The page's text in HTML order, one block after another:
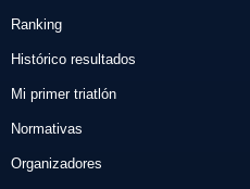
Ranking
Histórico resultados
Mi primer triatlón
Normativas
Organizadores